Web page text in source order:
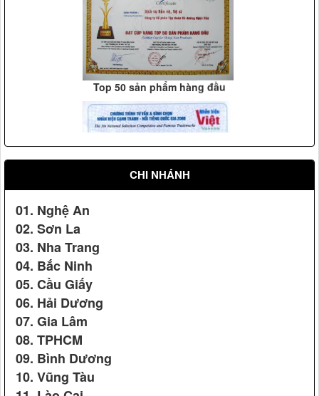
Vệ sỹ Võ đường Ngọc Hòa bảo vệ Đ/c Nguyễn Minh
Triết(2007)
Vệ sỹ Võ Đường Ngọc Hòa bảo vệ Đ/c nguyên phó chủ
tịch nước Nguyễn Thị Bình(2008)
Top 50 sản phẩm hàng đầu
Nhãn hiệu Nổi tiếng Quốc gia
CHI NHÁNH
01. Nghệ An
02. Sơn La
03. Nha Trang
04. Bắc Ninh
05. Cầu Giấy
06. Hải Dương
07. Gia Lâm
08. TPHCM
09. Bình Dương
10. Vũng Tàu